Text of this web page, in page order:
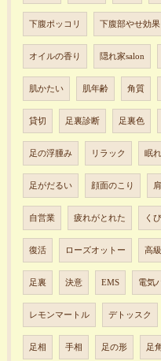
下腹ポッコリ 下腹部やせ効果
オイルの香り 隠れ家salon
肌かたい 肌年齢 角質
貸切 足裏診断 足裏色
足の浮腫み リラック 眠
足がだるい 顔面のこり
自営業 疲れがとれた く
復活 ローズオットー 高級
足裏 決意 EMS 電気
レモンマートル デトッスク
足相 手相 足の形 足